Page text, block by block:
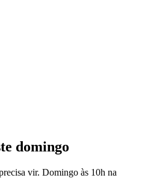
domingo
vir. Domingo às 10h na